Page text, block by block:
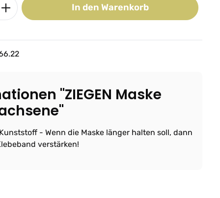
den gewünschten Wert ein oder
In den Warenkorb
"ZIEGEN Maske
- Wenn die Maske länger halten soll, dann
verstärken!